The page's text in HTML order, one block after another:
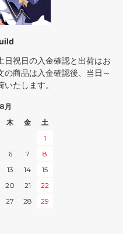
日祝日の入金確認と出荷はお
商品は入金確認後、当日～
たします。
月
木 金
土
1
6 7
8
13 14
15
20 21
22
27 28
29